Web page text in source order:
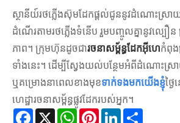
ស្ថានីយ៍រថភ្លើងស៊ុមដែកផ្តល់ជូននូវដំណោះស្រាយផ្
ដំណើរតាមរថភ្លើងទំនើប រួមបញ្ចូលគ្នានូវល្បឿន
ភាព។ ក្រុមហ៊ុនដូចជារចនាសម្ព័ន្ធដែកអ៊ីហេកំពុង
ទាំងនេះ។ ដើម្បីស្វែងយល់បន្ថែមអំពីដំណោះស្រា
ឬគម្រោងនាពេលខាងមុខទាក់ទងមកយើងខ្ញុំថ្ង
ហេដ្ឋារចនាសម្ព័ន្ធផ្លូវដែករបស់អ្នក។
Facebook
X WhatsAppPinterestLinkedIn